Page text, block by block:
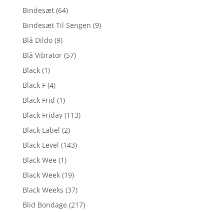
Bindesæt (64)
Bindesæt Til Sengen (9)
Blå Dildo (9)
Blå Vibrator (57)
Black (1)
Black F (4)
Black Frid (1)
Black Friday (113)
Black Label (2)
Black Level (143)
Black Wee (1)
Black Week (19)
Black Weeks (37)
Blid Bondage (217)